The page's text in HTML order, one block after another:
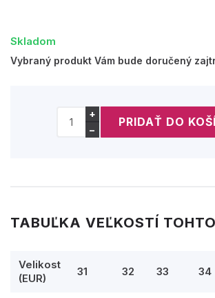
Skladom
Vybraný produkt Vám bude doručený
+
−
TABUĽKA VEĽKOSTÍ
Velikost
(EUR)
31 32 33 34